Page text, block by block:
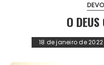
O
18 de janeiro de 2022